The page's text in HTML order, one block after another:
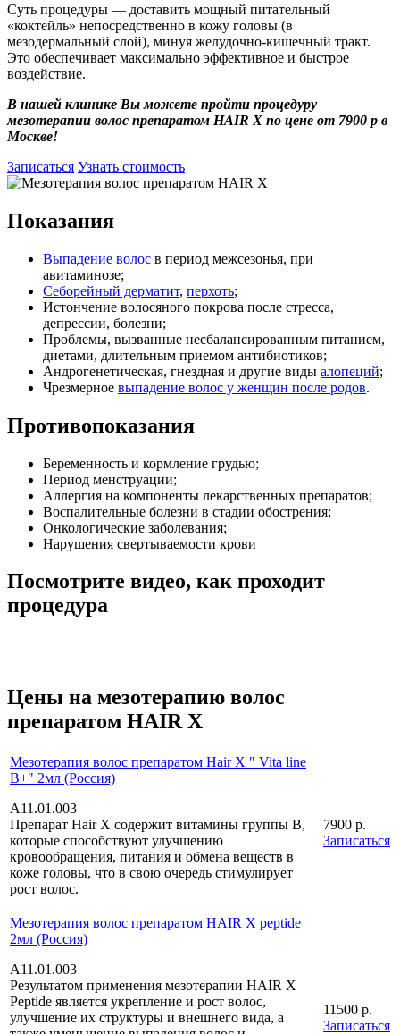
Суть процедуры — доставить мощный питательный
«коктейль» непосредственно в кожу головы (в
мезодермальный слой), минуя желудочно-кишечный тракт.
Это обеспечивает максимально эффективное и быстрое
воздействие.
В нашей клинике Вы можете пройти процедуру
мезотерапии волос препаратом HAIR X по цене от 7900 р в
Москве!
Записаться Узнать стоимость
Показания
Выпадение волос в период межсезонья, при
авитаминозе;
Себорейный дерматит, перхоть;
Истончение волосяного покрова после стресса,
депрессии, болезни;
Проблемы, вызванные несбалансированным питанием,
диетами, длительным приемом антибиотиков;
Андрогенетическая, гнездная и другие виды алопеций;
Чрезмерное выпадение волос у женщин после родов.
Противопоказания
Беременность и кормление грудью;
Период менструации;
Аллергия на компоненты лекарственных препаратов;
Воспалительные болезни в стадии обострения;
Онкологические заболевания;
Нарушения свертываемости крови
Посмотрите видео, как проходит
процедура
Цены на мезотерапию волос
препаратом HAIR X
Мезотерапия волос препаратом Hair X " Vita line
B+" 2мл (Россия)
А11.01.003
Препарат Hair X содержит витамины группы В,
которые способствуют улучшению
кровообращения, питания и обмена веществ в
коже головы, что в свою очередь стимулирует
рост волос.
7900 р.
Записаться
Мезотерапия волос препаратом HAIR X peptide
2мл (Россия)
А11.01.003
Результатом применения мезотерапии HAIR X
Peptide является укрепление и рост волос,
улучшение их структуры и внешнего вида, а
11500 р.
Записаться